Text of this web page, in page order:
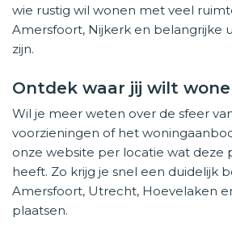
wie rustig wil wonen met veel
Amersfoort, Nijkerk en belangrijke
zijn.
Ontdek waar jij wilt
Wil je meer weten over de sfeer
voorzieningen of het
onze website per locatie wat deze
heeft. Zo krijg je snel een duidelijk
Amersfoort, Utrecht, Hoevelaken
plaatsen.